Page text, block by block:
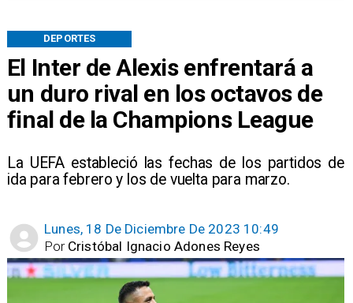
El Inter de Alexis enfrentará a
un duro rival en los octavos de
final de la Champions League
La UEFA estableció las fechas de los partidos de
ida para febrero y los de vuelta para marzo.
DEPORTES
Lunes, 18 De Diciembre De 2023 10:49
Cristóbal Ignacio Adones Reyes
Por